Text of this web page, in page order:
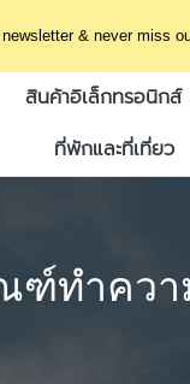
& never miss
สินค้าอิเล็กทรอนิกส์
ที่พักและที่เที่ยว
ฑ์ทำควา